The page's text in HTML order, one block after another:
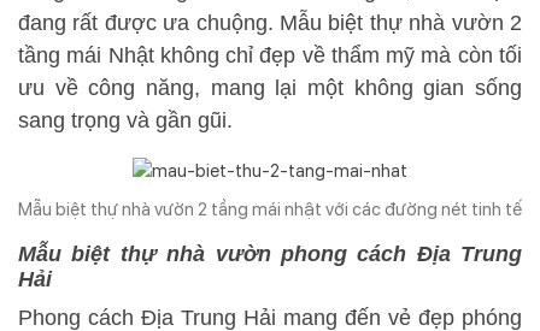
đang rất được ưa chuộng. Mẫu biệt thự nhà vườn 2
tầng mái Nhật không chỉ đẹp về thẩm mỹ mà còn tối
ưu về công năng, mang lại một không gian sống
sang trọng và gần gũi.
Mẫu biệt thự nhà vườn 2 tầng mái nhật với các đường nét tinh tế
Mẫu biệt thự nhà vườn phong cách Địa Trung
Hải
Phong cách Địa Trung Hải mang đến vẻ đẹp phóng